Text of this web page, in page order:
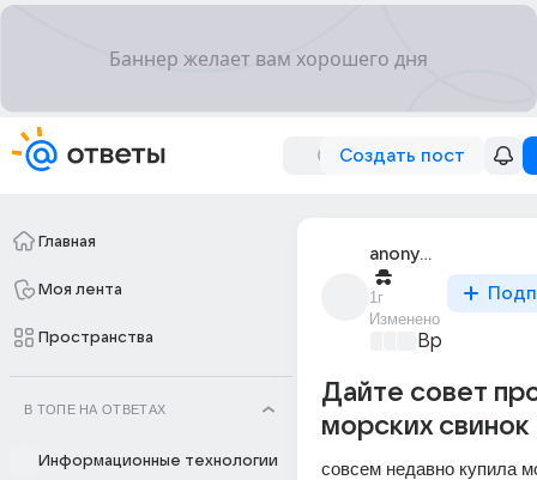
Создать пост
Главная
Моя лента
Пространства
В ТОПЕ НА ОТВЕТАХ
Информационные технологии
anonymous
1г
Изменено
Время
Дайте совет
морских свинок
совсем недавно купила